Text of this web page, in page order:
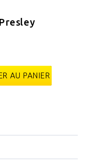
AU PANIER